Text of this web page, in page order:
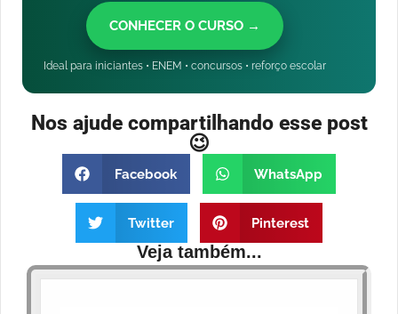
CONHECER O CURSO →
Ideal para iniciantes • ENEM • concursos • reforço escolar
Nos ajude compartilhando esse post
😉
Facebook WhatsApp
Twitter Pinterest
Veja também...